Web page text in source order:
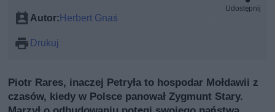
Autor:Herbert Gnaś
Drukuj
Udostępnij
Piotr Rares, inaczej Petryła to hospodar Mołdawii z
czasów, kiedy w Polsce panował Zygmunt Stary.